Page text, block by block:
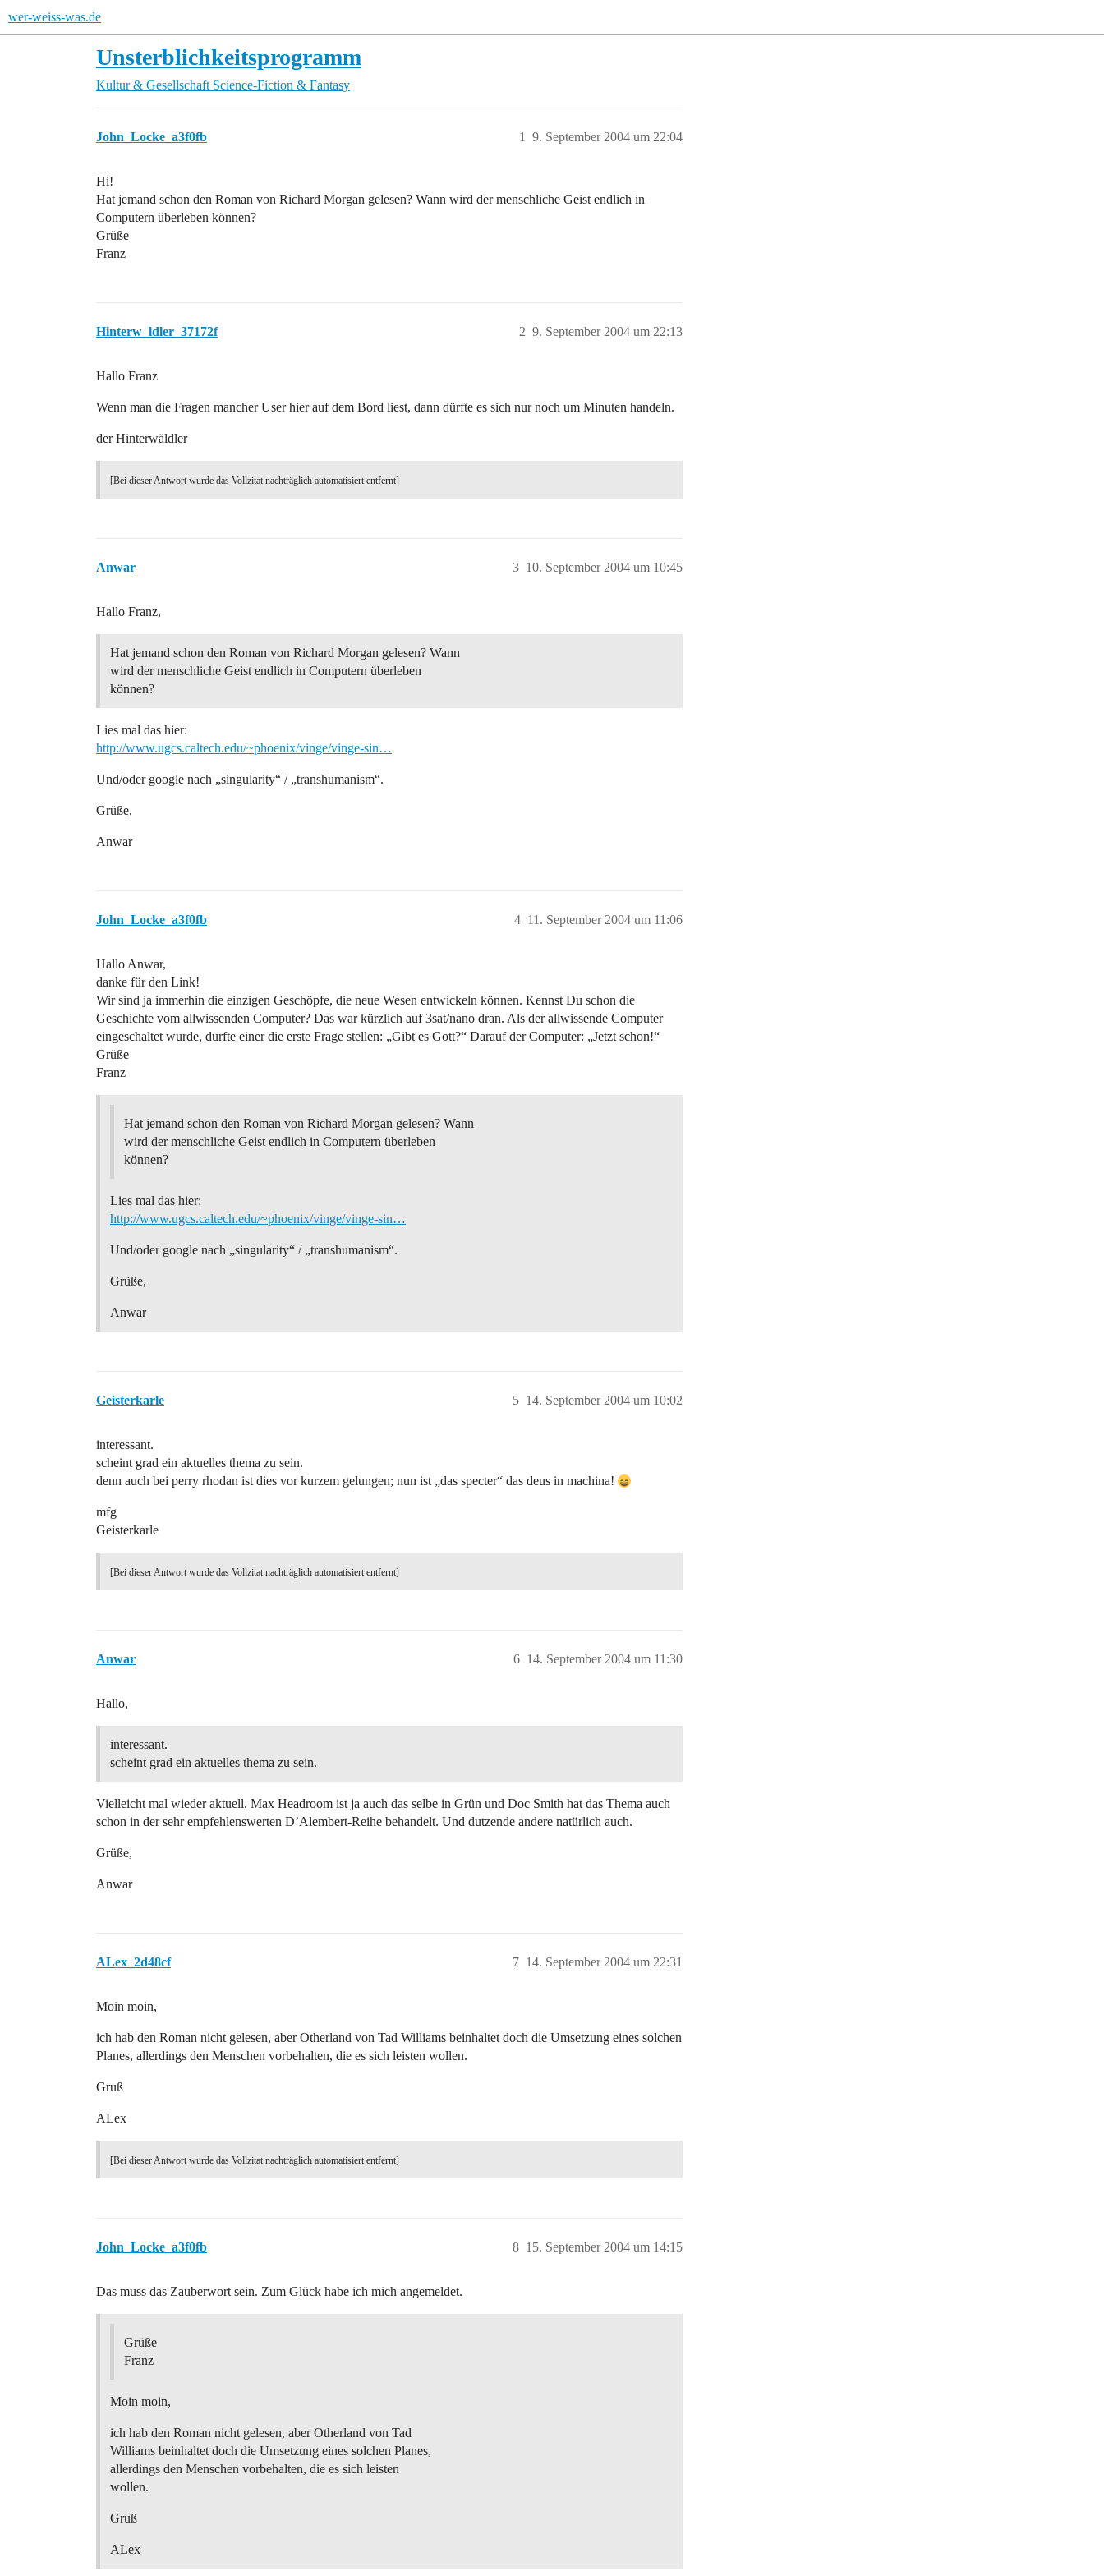
wer-weiss-was.de
Unsterblichkeitsprogramm
Kultur & Gesellschaft Science-Fiction & Fantasy
John_Locke_a3f0fb 9. September 2004 um 22:04
1
Hi!
Hat jemand schon den Roman von Richard Morgan gelesen? Wann wird der menschliche Geist endlich in
Computern überleben können?
Grüße
Franz
Hinterw_ldler_37172f 9. September 2004 um 22:13
2
Hallo Franz
Wenn man die Fragen mancher User hier auf dem Bord liest, dann dürfte es sich nur noch um Minuten handeln.
der Hinterwäldler
[Bei dieser Antwort wurde das Vollzitat nachträglich automatisiert entfernt]
Anwar 10. September 2004 um 10:45
3
Hallo Franz,
Hat jemand schon den Roman von Richard Morgan gelesen? Wann
wird der menschliche Geist endlich in Computern überleben
können?
Lies mal das hier:
http://www.ugcs.caltech.edu/~phoenix/vinge/vinge-sin…
Und/oder google nach „singularity“ / „transhumanism“.
Grüße,
Anwar
John_Locke_a3f0fb 11. September 2004 um 11:06
4
Hallo Anwar,
danke für den Link!
Wir sind ja immerhin die einzigen Geschöpfe, die neue Wesen entwickeln können. Kennst Du schon die
Geschichte vom allwissenden Computer? Das war kürzlich auf 3sat/nano dran. Als der allwissende Computer
eingeschaltet wurde, durfte einer die erste Frage stellen: „Gibt es Gott?“ Darauf der Computer: „Jetzt schon!“
Grüße
Franz
Hat jemand schon den Roman von Richard Morgan gelesen? Wann
wird der menschliche Geist endlich in Computern überleben
können?
Lies mal das hier:
http://www.ugcs.caltech.edu/~phoenix/vinge/vinge-sin…
Und/oder google nach „singularity“ / „transhumanism“.
Grüße,
Anwar
Geisterkarle 14. September 2004 um 10:02
5
interessant.
scheint grad ein aktuelles thema zu sein.
denn auch bei perry rhodan ist dies vor kurzem gelungen; nun ist „das specter“ das deus in machina!
mfg
Geisterkarle
[Bei dieser Antwort wurde das Vollzitat nachträglich automatisiert entfernt]
Anwar 14. September 2004 um 11:30
6
Hallo,
interessant.
scheint grad ein aktuelles thema zu sein.
Vielleicht mal wieder aktuell. Max Headroom ist ja auch das selbe in Grün und Doc Smith hat das Thema auch
schon in der sehr empfehlenswerten D’Alembert-Reihe behandelt. Und dutzende andere natürlich auch.
Grüße,
Anwar
ALex_2d48cf 14. September 2004 um 22:31
7
Moin moin,
ich hab den Roman nicht gelesen, aber Otherland von Tad Williams beinhaltet doch die Umsetzung eines solchen
Planes, allerdings den Menschen vorbehalten, die es sich leisten wollen.
Gruß
ALex
[Bei dieser Antwort wurde das Vollzitat nachträglich automatisiert entfernt]
John_Locke_a3f0fb 15. September 2004 um 14:15
8
Das muss das Zauberwort sein. Zum Glück habe ich mich angemeldet.
Grüße
Franz
Moin moin,
ich hab den Roman nicht gelesen, aber Otherland von Tad
Williams beinhaltet doch die Umsetzung eines solchen Planes,
allerdings den Menschen vorbehalten, die es sich leisten
wollen.
Gruß
ALex